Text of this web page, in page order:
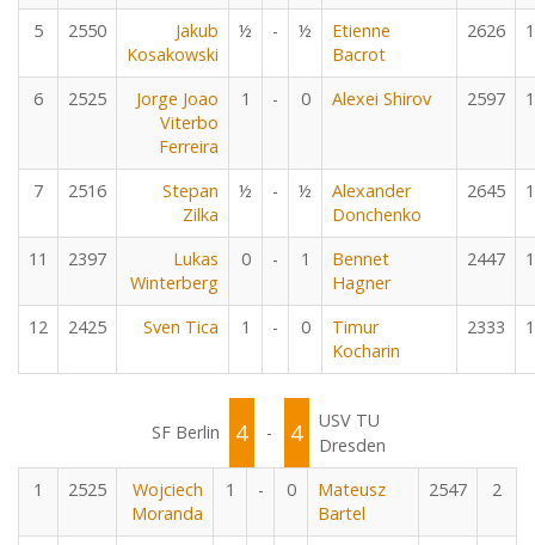
5 2550
Jakub
Kosakowski
½ - ½
Etienne
Bacrot
2626
6 2525
Jorge Joao
Viterbo
Ferreira
1 - 0 Alexei Shirov 2597
7 2516
Stepan
Zilka
½ - ½
Alexander
Donchenko
2645
11 2397
Lukas
Winterberg
0 - 1
Bennet
Hagner
2447
12 2425 Sven Tica 1 - 0
Timur
Kocharin
2333
SF Berlin 4 - 4
USV TU
Dresden
1
2525
Wojciech
Moranda
1 - 0
Mateusz
Bartel
2547 2